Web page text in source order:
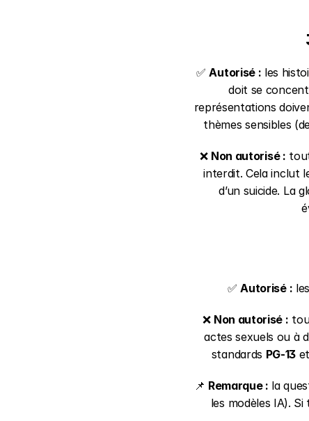
✅ Autorisé : les
doit se
représentations
thèmes sensibles
❌ Non autorisé :
interdit. Cela inclut
d’un suicide. La
✅ Autorisé :
❌ Non autorisé :
actes sexuels ou à
standards PG-13 et
📌 Remarque : la
les modèles IA).